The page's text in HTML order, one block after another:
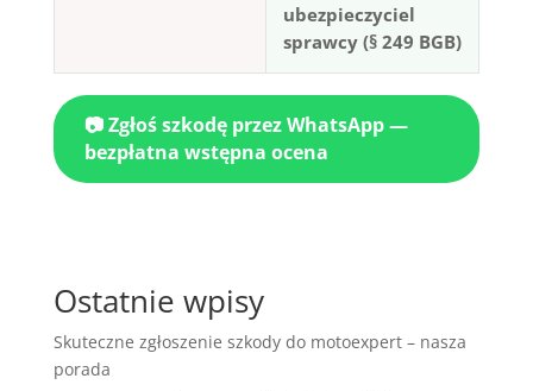
ubezpieczyciel
sprawcy (§ 249 BGB)
📷 Zgłoś szkodę przez WhatsApp —
bezpłatna wstępna ocena
Ostatnie wpisy
Skuteczne zgłoszenie szkody do motoexpert – nasza
porada